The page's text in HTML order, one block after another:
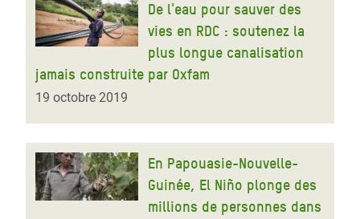
De l'eau pour sauver des
vies en RDC : soutenez la
plus longue canalisation
jamais construite par Oxfam
19 octobre 2019
En Papouasie-Nouvelle-
Guinée, El Niño plonge des
millions de personnes dans